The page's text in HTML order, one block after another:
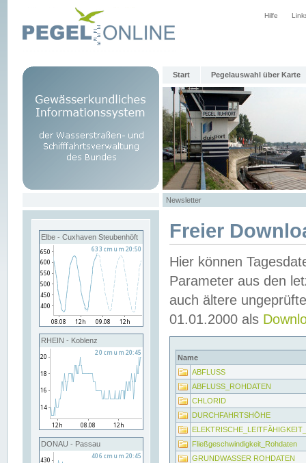
Hilfe
Start Pegelauswahl über Karte
Newsletter
Elbe - Cuxhaven Steubenhöft
RHEIN - Koblenz
DONAU - Passau
Freier
Hier können
Parameter aus den
auch ältere
01.01.2000 als
Name
ABFLUSS
ABFLUSS_ROHDATEN
CHLORID
DURCHFAHRTSHÖHE
Fließgeschwindigkeit_Rohdaten
GRUNDWASSER ROHDATEN